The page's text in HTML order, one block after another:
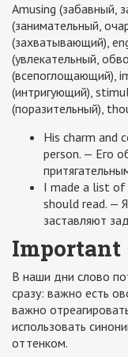
Amusing (забавный,
(занимательный,
(захватывающий),
(увлекательный,
(всепоглощающий),
(интригующий),
(поразительный),
His charm and
person. — Его
I made a list
should read. —
заставляют
В наши дни слово
сразу: важно есть
важно
использовать
оттенком.